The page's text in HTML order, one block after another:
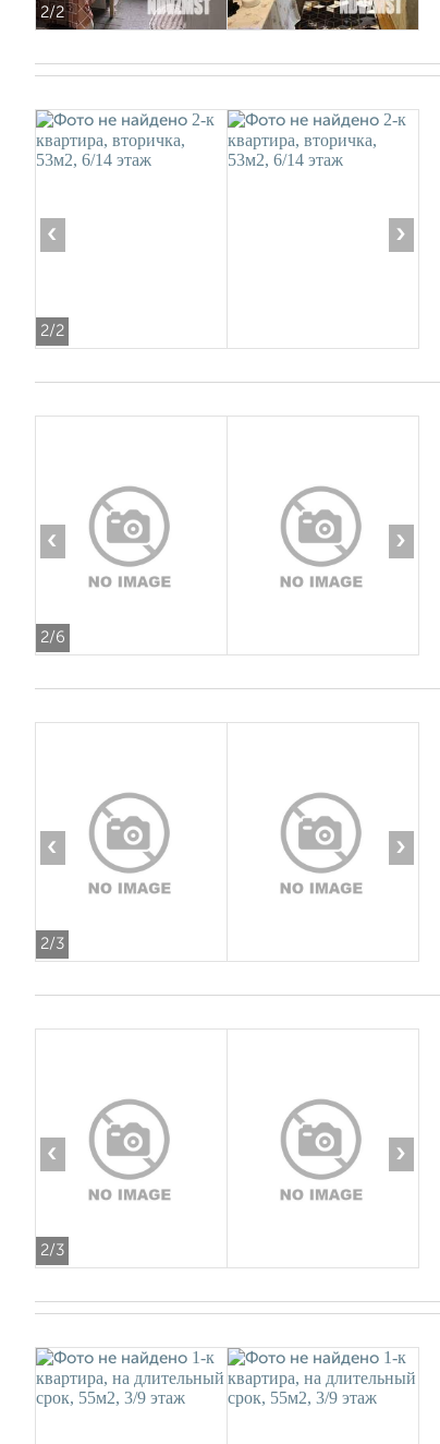
2/2
2/2
‹ ›
2/6
‹ ›
2/3
‹ ›
2/3
‹ ›